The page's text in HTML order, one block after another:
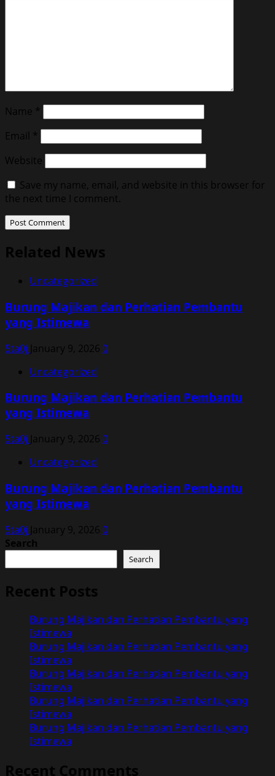
Name *
Email
*
Website
Save my name, email, and website in this browser for
the next time I comment.
Related News
Uncategorized
Burung Majikan dan Perhatian Pembantu
yang Istimewa
5ta0j January 9, 2026 0
Uncategorized
Burung Majikan dan Perhatian Pembantu
yang Istimewa
5ta0j January 9, 2026 0
Uncategorized
Burung Majikan dan Perhatian Pembantu
yang Istimewa
5ta0j January 9, 2026 0
Search
Search
Recent Posts
Burung Majikan dan Perhatian Pembantu yang
Istimewa
Burung Majikan dan Perhatian Pembantu yang
Istimewa
Burung Majikan dan Perhatian Pembantu yang
Istimewa
Burung Majikan dan Perhatian Pembantu yang
Istimewa
Burung Majikan dan Perhatian Pembantu yang
Istimewa
Recent Comments